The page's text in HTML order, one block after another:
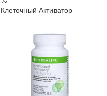
Клеточный Активатор